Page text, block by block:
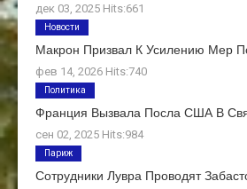
дек 03, 2025 Hits:661
Макрон Призвал К Усилению Мер
фев 14, 2026 Hits:740
Новости
Франция Вызвала Посла США В
сен 02, 2025 Hits:984
Политика
Сотрудники Лувра Проводят
Париж